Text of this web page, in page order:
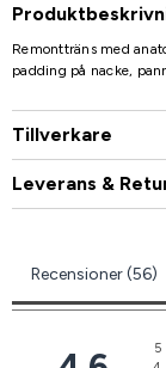
Remontträns med
padding på nacke,
Tillverkare
Leverans &
Recensioner (56)
5